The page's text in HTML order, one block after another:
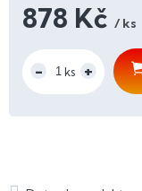
878 Kč / ks
cena: